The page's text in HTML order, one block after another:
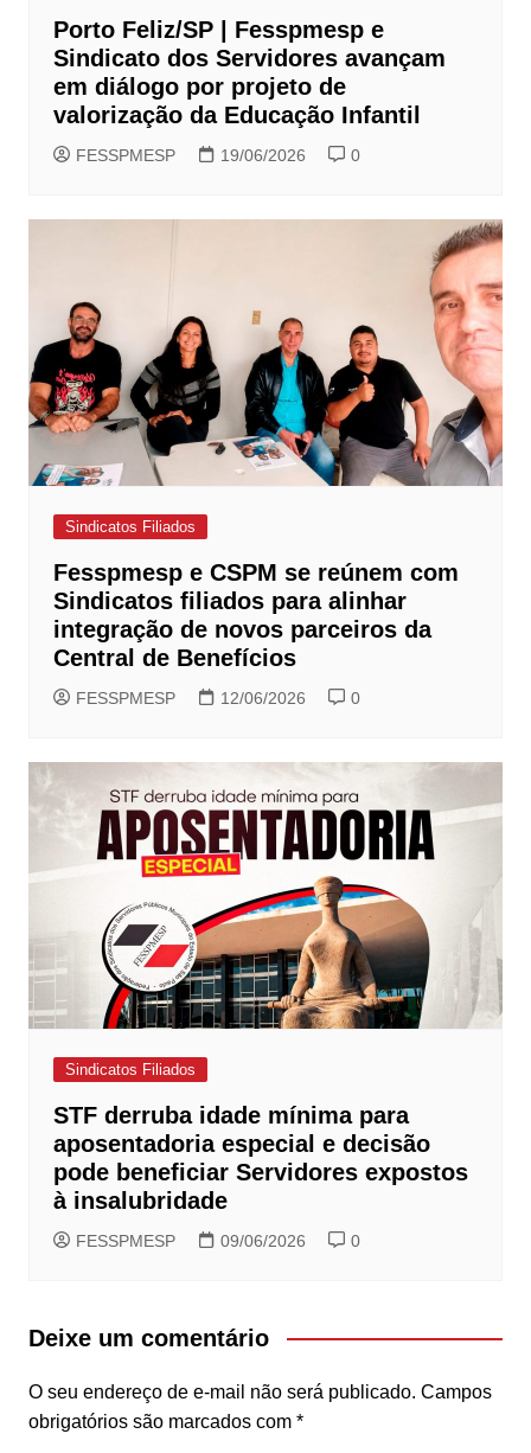
Porto Feliz/SP | Fesspmesp e
Sindicato dos Servidores avançam
em diálogo por projeto de
valorização da Educação Infantil
FESSPMESP 19/06/2026 0
Sindicatos Filiados
Fesspmesp e CSPM se reúnem com
Sindicatos filiados para alinhar
integração de novos parceiros da
Central de Benefícios
FESSPMESP 12/06/2026 0
Sindicatos Filiados
STF derruba idade mínima para
aposentadoria especial e decisão
pode beneficiar Servidores expostos
à insalubridade
FESSPMESP 09/06/2026 0
Deixe um comentário
O seu endereço de e-mail não será publicado. Campos
obrigatórios são marcados com *